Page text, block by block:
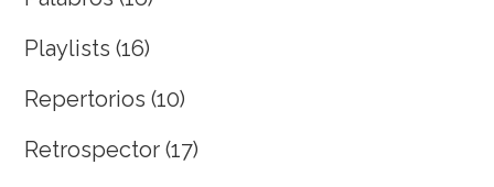
Playlists (16)
Repertorios (10)
Retrospector (17)